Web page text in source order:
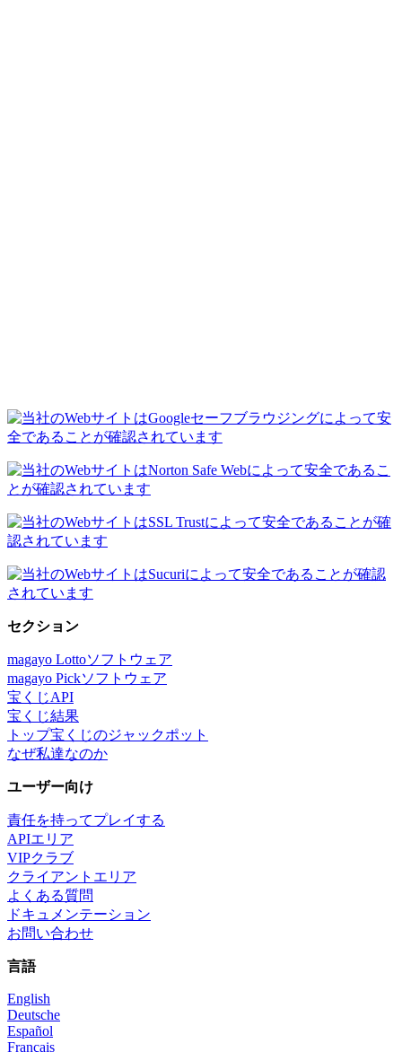
セクション
magayo Lottoソフトウェア
magayo Pickソフトウェア
宝くじAPI
宝くじ結果
トップ宝くじのジャックポット
なぜ私達なのか
ユーザー向け
責任を持ってプレイする
APIエリア
VIPクラブ
クライアントエリア
よくある質問
ドキュメンテーション
お問い合わせ
言語
English
Deutsche
Español
Français